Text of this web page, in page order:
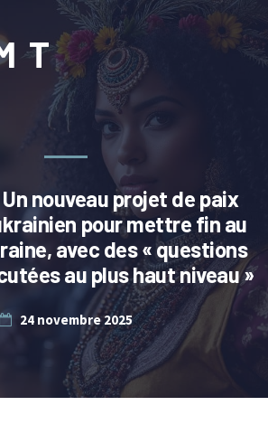
T
Un nouveau projet de paix
pour mettre fin au
avec des « questions
au plus haut niveau »
24 novembre 2025